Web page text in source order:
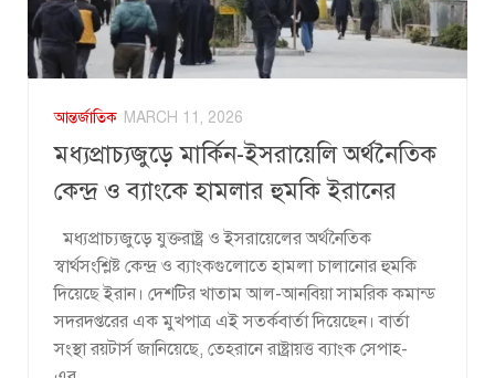
আন্তর্জাতিক MARCH 11, 2026
মধ্যপ্রাচ্যজুড়ে মার্কিন-ইসরায়েলি অর্থনৈতিক
কেন্দ্র ও ব্যাংকে হামলার হুমকি ইরানের
মধ্যপ্রাচ্যজুড়ে যুক্তরাষ্ট্র ও ইসরায়েলের অর্থনৈতিক
স্বার্থসংশ্লিষ্ট কেন্দ্র ও ব্যাংকগুলোতে হামলা চালানোর হুমকি
দিয়েছে ইরান। দেশটির খাতাম আল-আনবিয়া সামরিক কমান্ড
সদরদপ্তরের এক মুখপাত্র এই সতর্কবার্তা দিয়েছেন। বার্তা
সংস্থা রয়টার্স জানিয়েছে, তেহরানে রাষ্ট্রায়ত্ত ব্যাংক সেপাহ-